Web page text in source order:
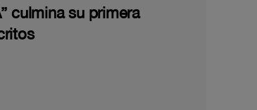
culmina su primera